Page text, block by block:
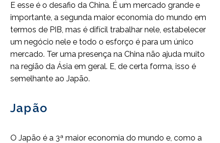
E esse é o desafio da China. É um mercado grande e
importante, a segunda maior economia do mundo em
termos de PIB, mas é difícil trabalhar nele, estabelecer
um negócio nele e todo o esforço é para um único
mercado. Ter uma presença na China não ajuda muito
na região da Ásia em geral. E, de certa forma, isso é
semelhante ao Japão.
Japão
O Japão é a 3ª maior economia do mundo e, como a